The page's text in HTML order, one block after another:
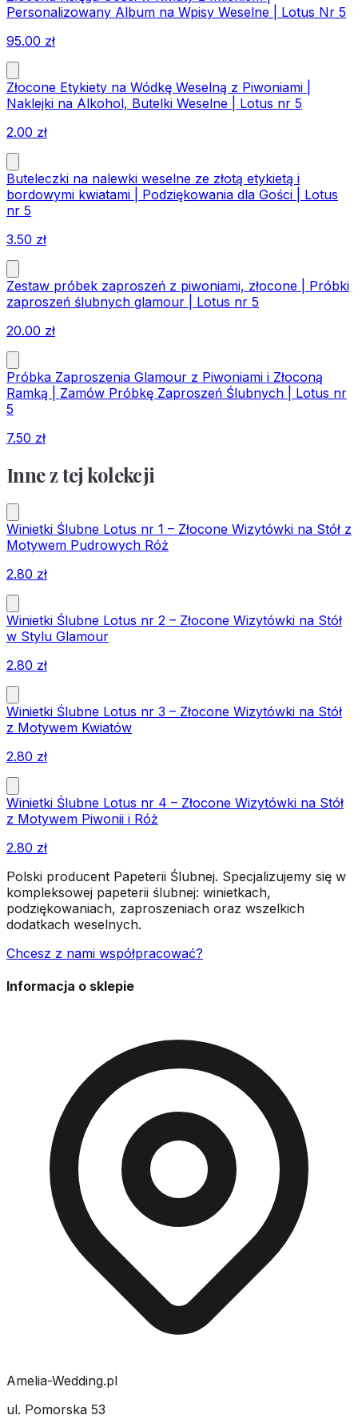
Personalizowany Album na Wpisy Weselne | Lotus Nr 5
95.00 zł
Złocone Etykiety na Wódkę Weselną z Piwoniami |
Naklejki na Alkohol, Butelki Weselne | Lotus nr 5
2.00 zł
Buteleczki na nalewki weselne ze złotą etykietą i
bordowymi kwiatami | Podziękowania dla Gości | Lotus
nr 5
3.50 zł
Zestaw próbek zaproszeń z piwoniami, złocone | Próbki
zaproszeń ślubnych glamour | Lotus nr 5
20.00 zł
Próbka Zaproszenia Glamour z Piwoniami i Złoconą
Ramką | Zamów Próbkę Zaproszeń Ślubnych | Lotus nr
5
7.50 zł
Inne z tej kolekcji
Winietki Ślubne Lotus nr 1 – Złocone Wizytówki na Stół z
Motywem Pudrowych Róż
2.80 zł
Winietki Ślubne Lotus nr 2 – Złocone Wizytówki na Stół
w Stylu Glamour
2.80 zł
Winietki Ślubne Lotus nr 3 – Złocone Wizytówki na Stół
z Motywem Kwiatów
2.80 zł
Winietki Ślubne Lotus nr 4 – Złocone Wizytówki na Stół
z Motywem Piwonii i Róż
2.80 zł
Polski producent Papeterii Ślubnej. Specjalizujemy się w
kompleksowej papeterii ślubnej: winietkach,
podziękowaniach, zaproszeniach oraz wszelkich
dodatkach weselnych.
Chcesz z nami współpracować?
Informacja o sklepie
Amelia-Wedding.pl
ul. Pomorska 53